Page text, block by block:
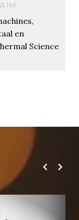
IM
en
Science